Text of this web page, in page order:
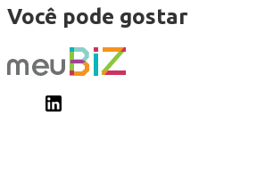
Você pode gostar